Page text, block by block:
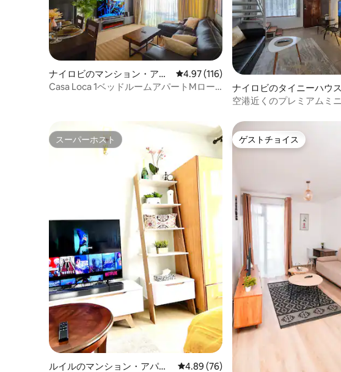
ナイロビのマンション・アパ
ート
レビュー116件、5つ星中4.97つ星の平
4.97 (116)
Casa Loca 1ベッドルームアパートMロー
ナイロビのタイニーハウス
空港近くのプレミアムミ
スーパーホスト
スーパーホスト
ルイルのマンション・アパー
レビュー76件、5つ星中4.89つ星の平均
4.89 (76)
ゲストチョイス
ゲストチョイス